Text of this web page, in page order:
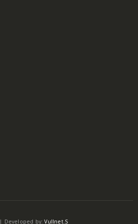
| Developed by:Vullnet.S